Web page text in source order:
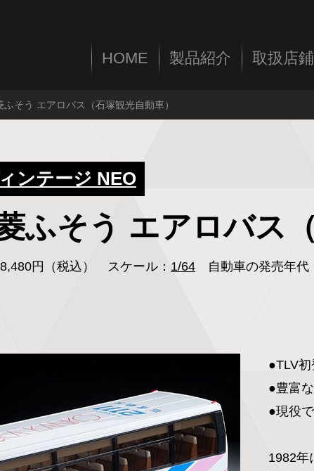
HOME 製品紹介 取扱店鋪
ふそう エアロバス（石塚観光自動車）
ンテージ NEO
ふそう エアロバス
円（税込） スケール： 1/64 自動車の発売年代
●TLV初
●豊富
●現役
1982年